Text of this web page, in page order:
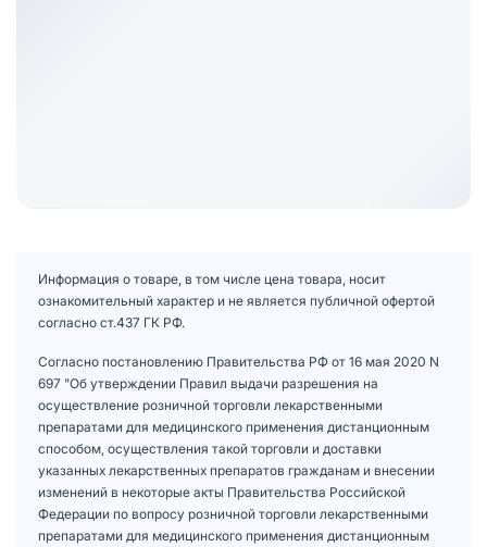
Информация о товаре, в том числе цена товара, носит
ознакомительный характер и не является публичной офертой
согласно ст.437 ГК РФ.
Согласно постановлению Правительства РФ от 16 мая 2020 N
697 "Об утверждении Правил выдачи разрешения на
осуществление розничной торговли лекарственными
препаратами для медицинского применения дистанционным
способом, осуществления такой торговли и доставки
указанных лекарственных препаратов гражданам и внесении
изменений в некоторые акты Правительства Российской
Федерации по вопросу розничной торговли лекарственными
препаратами для медицинского применения дистанционным